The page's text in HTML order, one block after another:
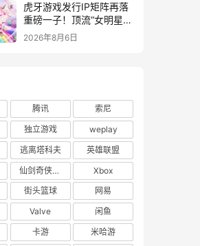
虎牙游戏发行IP矩阵再落
重磅一子！顶流“女明星”
ZANMANG LOOPY 正版
2026年8月6日
腾讯
索尼
独立游戏
weplay
逃离塔科夫
英雄联盟
仙剑奇侠传四
Xbox
街头篮球
网易
Valve
闲鱼
卡游
米哈游